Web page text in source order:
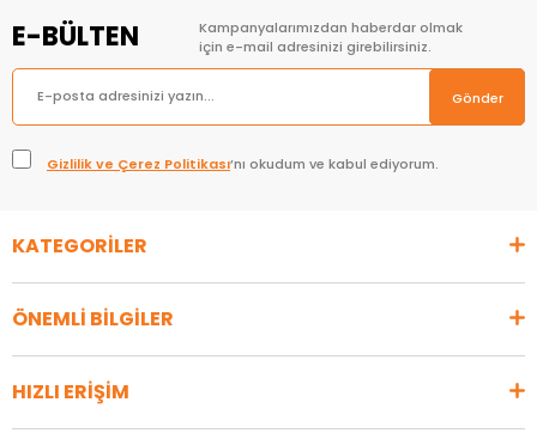
E-BÜLTEN
Kampanyalarımızdan haberdar olmak
için e-mail adresinizi girebilirsiniz.
Gönder
Gizlilik ve Çerez Politikası’nı okudum ve kabul ediyorum.
KATEGORİLER
ÖNEMLİ BİLGİLER
HIZLI ERİŞİM